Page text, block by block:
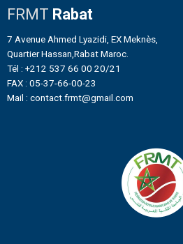
FRMT Rabat
7 Avenue Ahmed Lyazidi, EX Meknès,
Quartier Hassan,Rabat Maroc.
Tél : +212 537 66 00 20/21
FAX : 05-37-66-00-23
Mail : contact.frmt@gmail.com